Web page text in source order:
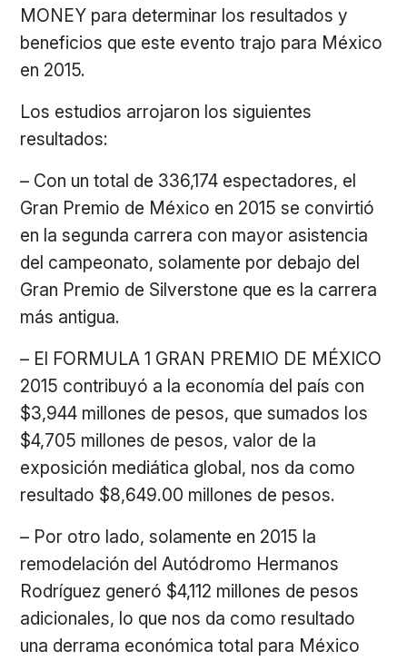
MONEY para determinar los resultados y
beneficios que este evento trajo para México
en 2015.
Los estudios arrojaron los siguientes
resultados:
– Con un total de 336,174 espectadores, el
Gran Premio de México en 2015 se convirtió
en la segunda carrera con mayor asistencia
del campeonato, solamente por debajo del
Gran Premio de Silverstone que es la carrera
más antigua.
– El FORMULA 1 GRAN PREMIO DE MÉXICO
2015 contribuyó a la economía del país con
$3,944 millones de pesos, que sumados los
$4,705 millones de pesos, valor de la
exposición mediática global, nos da como
resultado $8,649.00 millones de pesos.
– Por otro lado, solamente en 2015 la
remodelación del Autódromo Hermanos
Rodríguez generó $4,112 millones de pesos
adicionales, lo que nos da como resultado
una derrama económica total para México